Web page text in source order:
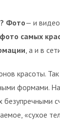
Фото— и
фото самых
, а и в
красоты.
формами.
«сухое